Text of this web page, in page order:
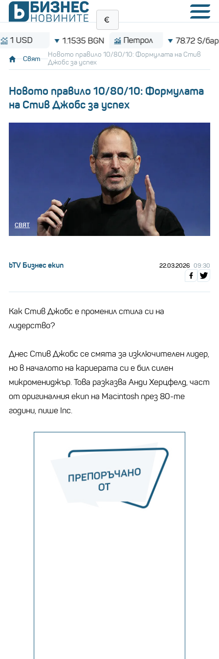
1.1535 BGN Петрол 78.72 $/барел
Свят
Новото правило 10/80/10: Формулата на Стив
Джобс за успех
Новото правило 10/80/10: Формулата
на Стив Джобс за успех
СВЯТ
bTV Бизнес екип 22.03.2026 09:30
Как Стив Джобс е променил стила си на
лидерство?
Днес Стив Джобс се смята за изключителен лидер,
но в началото на кариерата си е бил силен
микромениджър. Това разказва Анди Херцфелд, част
от оригиналния екип на Macintosh през 80-те
години, пише Inc.